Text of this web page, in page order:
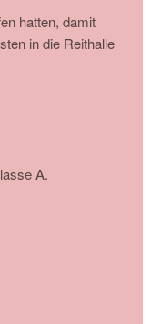
hatten, damit
in die Reithalle
A.